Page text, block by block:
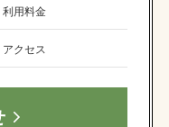
利用料金
アクセス